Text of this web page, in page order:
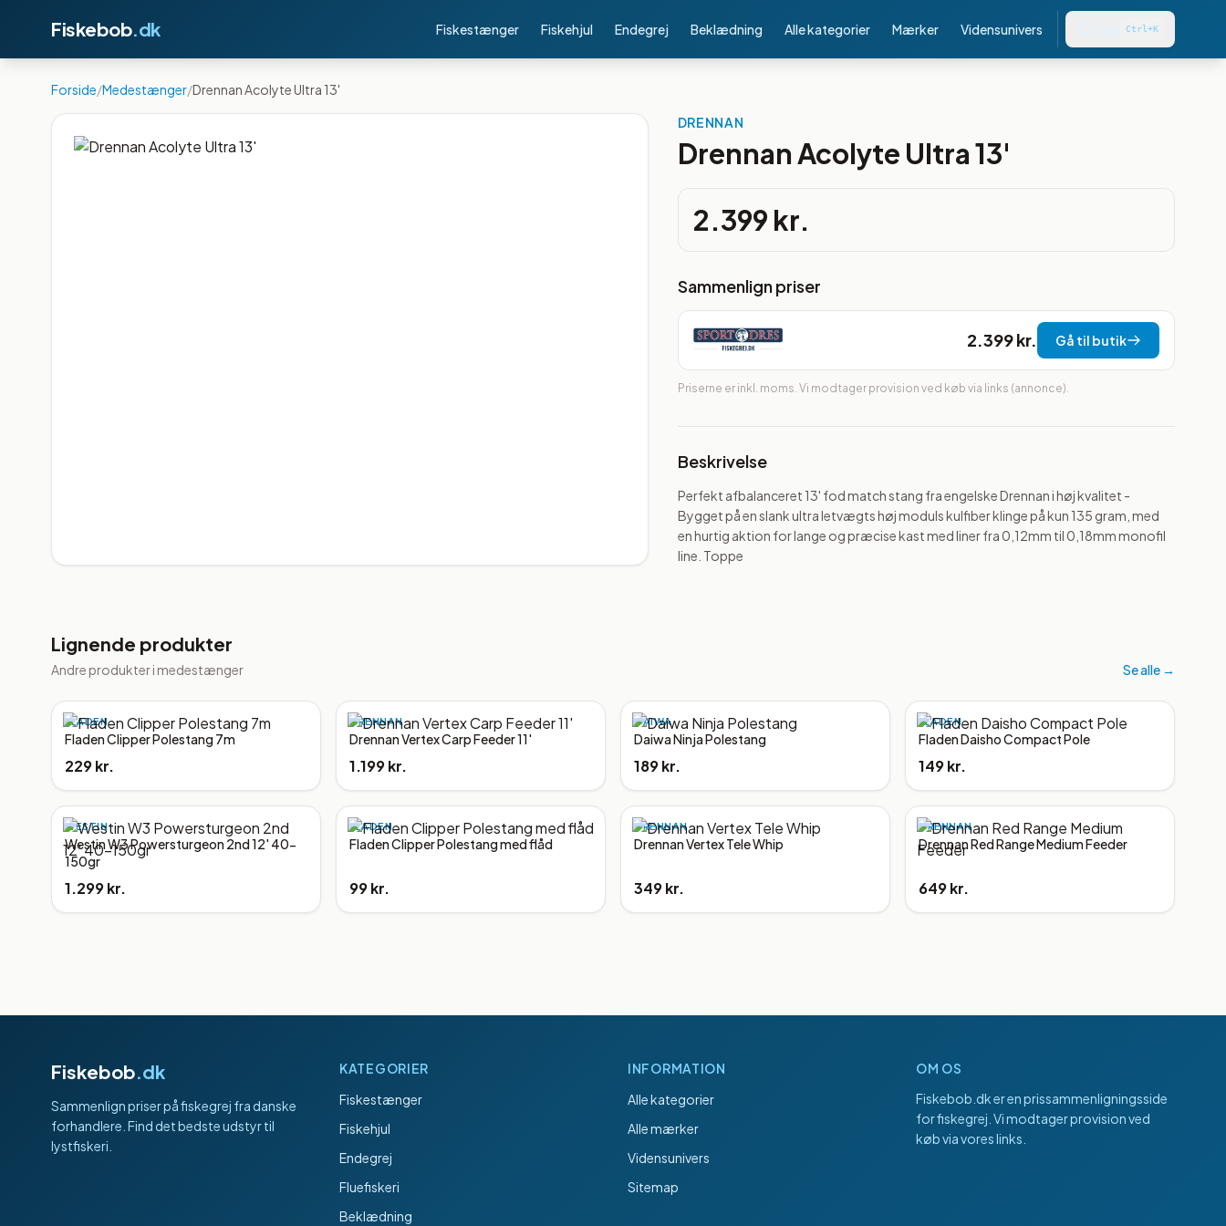
Fiskebob.dk Fiskestænger Fiskehjul Endegrej Beklædning Alle kategorier Mærker Vidensunivers Ctrl+K
Forside/Medestænger/Drennan Acolyte Ultra 13'
DRENNAN
Drennan Acolyte Ultra 13'
2.399 kr.
Sammenlign priser
2.399 kr. Gå til butik
Priserne er inkl. moms. Vi modtager provision ved køb via links (annonce).
Beskrivelse
Perfekt afbalanceret 13' fod match stang fra engelske Drennan i høj kvalitet -
Bygget på en slank ultra letvægts høj moduls kulfiber klinge på kun 135 gram, med
en hurtig aktion for lange og præcise kast med liner fra 0,12mm til 0,18mm monofil
line. Toppe
Lignende produkter
Andre produkter i medestænger Se alle →
FLADEN
Fladen Clipper Polestang 7m
229 kr.
DRENNAN
Drennan Vertex Carp Feeder 11'
1.199 kr.
DAIWA
Daiwa Ninja Polestang
189 kr.
FLADEN
Fladen Daisho Compact Pole
149 kr.
WESTIN
Westin W3 Powersturgeon 2nd 12' 40-
150gr
1.299 kr.
FLADEN
Fladen Clipper Polestang med flåd
99 kr.
DRENNAN
Drennan Vertex Tele Whip
349 kr.
DRENNAN
Drennan Red Range Medium Feeder
649 kr.
Fiskebob.dk
Sammenlign priser på fiskegrej fra danske
forhandlere. Find det bedste udstyr til
lystfiskeri.
KATEGORIER
Fiskestænger
Fiskehjul
Endegrej
Fluefiskeri
Beklædning
INFORMATION
Alle kategorier
Alle mærker
Vidensunivers
Sitemap
OM OS
Fiskebob.dker en prissammenligningsside
for fiskegrej. Vi modtager provision ved
køb via vores links.